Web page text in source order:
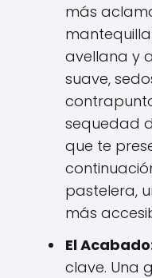
más
avellana y
suave,
sequedad
que te
pastelera,
más
El
clave. Una